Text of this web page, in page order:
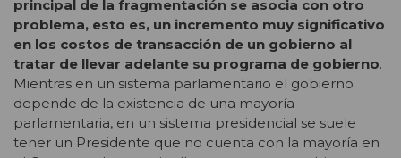
principal de la fragmentación se asocia con otro
problema, esto es, un incremento muy significativo
en los costos de transacción de un gobierno al
tratar de llevar adelante su programa de gobierno.
Mientras en un sistema parlamentario el gobierno
depende de la existencia de una mayoría
parlamentaria, en un sistema presidencial se suele
tener un Presidente que no cuenta con la mayoría en